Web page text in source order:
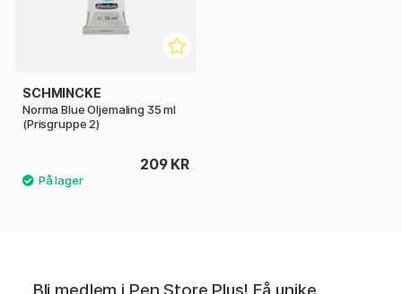
SCHMINCKE
Norma Blue Oljemaling 35 ml
(Prisgruppe 2)
209 KR
Bli medlem i Pen Store Plus! Få unike